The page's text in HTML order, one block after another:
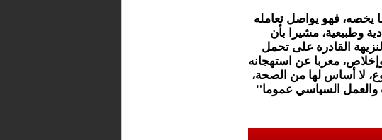
يخصه، فهو يواصل تعامله
وطبيعية، مشيرا بأن
القادرة على تحمل
معربا عن استهجانه
لا أساس لها من الصحة،
السياسي عموما"